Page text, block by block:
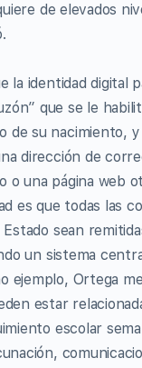
de elevados
la identidad digital
que se le
de su nacimiento,
dirección de
o una página web
es que todas las
sean
un sistema
ejemplo, Ortega
estar
escolar